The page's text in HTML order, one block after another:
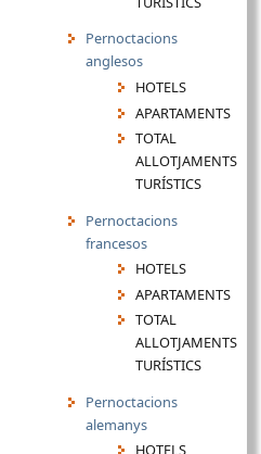
Pernoctacions
anglesos
HOTELS
APARTAMENTS
TOTAL
ALLOTJAMENTS
TURÍSTICS
Pernoctacions
francesos
HOTELS
APARTAMENTS
TOTAL
ALLOTJAMENTS
TURÍSTICS
Pernoctacions
alemanys
HOTELS